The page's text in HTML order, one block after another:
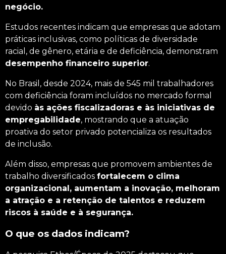
negócio.
Estudos recentes indicam que empresas que adotam
práticas inclusivas, como políticas de diversidade
racial, de gênero, etária e de deficiência, demonstram
desempenho financeiro superior.
No Brasil, desde 2024, mais de 545 mil trabalhadores
com deficiência foram incluídos no mercado formal
devido às ações fiscalizadoras e às iniciativas de
empregabilidade, mostrando que a atuação
proativa do setor privado potencializa os resultados
de inclusão.
Além disso, empresas que promovem ambientes de
trabalho diversificados fortalecem o clima
organizacional, aumentam a inovação, melhoram
a atração e a retenção de talentos e reduzem
riscos à saúde e à segurança.
O que os dados indicam?